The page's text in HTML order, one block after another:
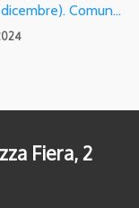
Comun…
Fiera, 2